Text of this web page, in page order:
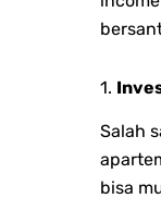
1.
Salah
bisa